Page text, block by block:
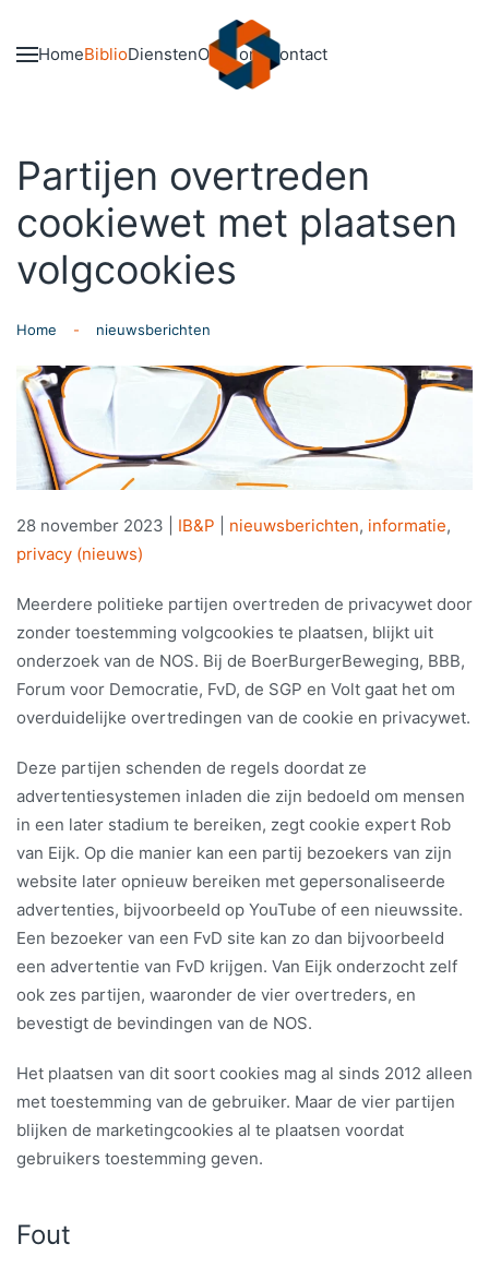
Skip to main content
HomeBiblioDienstenOver onsContact
Partijen overtreden
cookiewet met plaatsen
volgcookies
Home nieuwsberichten
28 november 2023 IB&P nieuwsberichten, informatie,
privacy (nieuws)
Meerdere politieke partijen overtreden de privacywet door
zonder toestemming volgcookies te plaatsen, blijkt uit
onderzoek van de NOS. Bij de BoerBurgerBeweging, BBB,
Forum voor Democratie, FvD, de SGP en Volt gaat het om
overduidelijke overtredingen van de cookie en privacywet.
Deze partijen schenden de regels doordat ze
advertentiesystemen inladen die zijn bedoeld om mensen
in een later stadium te bereiken, zegt cookie expert Rob
van Eijk. Op die manier kan een partij bezoekers van zijn
website later opnieuw bereiken met gepersonaliseerde
advertenties, bijvoorbeeld op YouTube of een nieuwssite.
Een bezoeker van een FvD site kan zo dan bijvoorbeeld
een advertentie van FvD krijgen. Van Eijk onderzocht zelf
ook zes partijen, waaronder de vier overtreders, en
bevestigt de bevindingen van de NOS.
Het plaatsen van dit soort cookies mag al sinds 2012 alleen
met toestemming van de gebruiker. Maar de vier partijen
blijken de marketingcookies al te plaatsen voordat
gebruikers toestemming geven.
Fout